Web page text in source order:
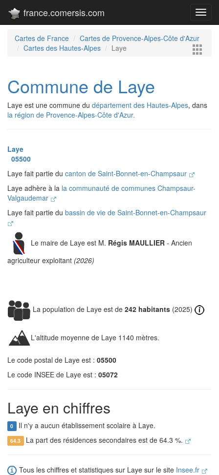
france.comersis.com
Cartes de France
Cartes de Provence-Alpes-Côte d'Azur
Cartes des Hautes-Alpes
Laye
Commune de Laye
Laye est une commune du département des Hautes-Alpes, dans
la région de Provence-Alpes-Côte d'Azur.
Laye
05500
Laye fait partie du canton de Saint-Bonnet-en-Champsaur
Laye adhère à la la communauté de communes Champsaur-
Valgaudemar
Laye fait partie du bassin de vie de Saint-Bonnet-en-Champsaur
Le maire de Laye est M. Régis MAULLIER - Ancien
agriculteur exploitant (2026)
La population de Laye est de 242 habitants (2025)
L'altitude moyenne de Laye 1140 mètres.
Le code postal de Laye est : 05500
Le code INSEE de Laye est : 05072
Laye en chiffres
0 Il n'y a aucun établissement scolaire à Laye.
64.3 La part des résidences secondaires est de 64.3 %.
Tous les chiffres et statistiques sur Laye sur le site Insee.fr